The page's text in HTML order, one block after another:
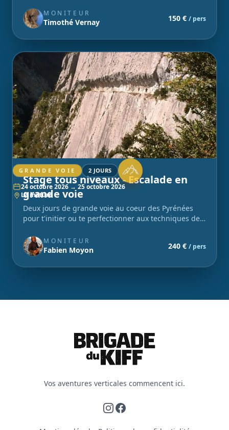
MONITEUR
Timothé Vernay 150 € / pers
GRANDE VOIE 2 JOURS
24 octobre 2026 → 25 octobre 2026
La mâture
Stage tous niveaux - Escalade en
grande voie
Deux jours de grande voie au coeur des Pyrénées
pour t'initier ou te perfectionner aux techniques de
MONITEUR
Fabien Moyon 240 € / pers
Vos aventures verticales commencent ici.
Instagram
Facebook